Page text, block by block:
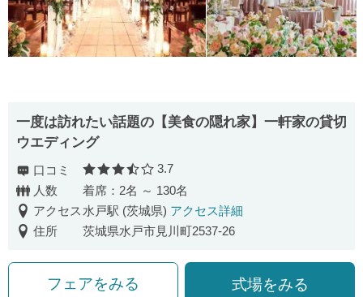
一度は訪れたい話題の【美食の隠れ家】一軒家の貸切
ウエディング
口コミ 口コミ評価
3.7
人数
着席：2名 ～ 130名
アクセス 水戸駅 (茨城県) アクセス詳細
住所
茨城県水戸市見川町2537-26
フェアをみる 式場をみる